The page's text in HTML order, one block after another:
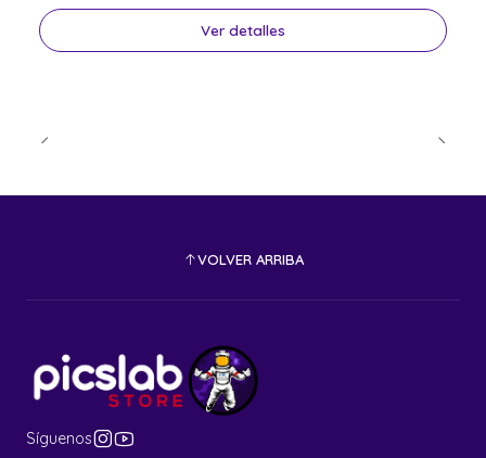
Ver detalles
VOLVER ARRIBA
Síguenos